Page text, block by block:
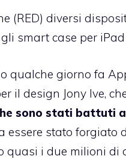
(RED) diversi
smart case per
qualche giorno fa
il design Jony Ive,
sono stati battuti
essere stato forgiato
i due milioni di